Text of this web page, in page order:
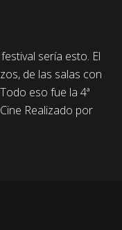
sería esto. El
de las salas con
eso fue la 4ª
Realizado por